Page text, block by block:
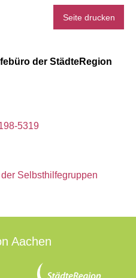
Seite drucken
der StädteRegion
5319
Selbsthilfegruppen
Aachen